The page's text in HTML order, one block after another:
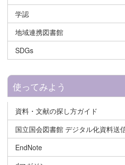
学認
地域連携図書館
SDGs
使ってみよう
資料・文献の探し方ガイド
国立国会図書館 デジタル化資料送
EndNote